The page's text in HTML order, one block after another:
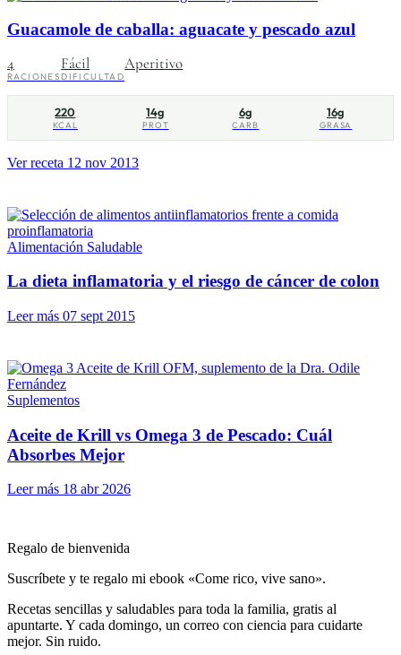
Guacamole de caballa: aguacate y pescado azul
4
RACIONES
Fácil
DIFICULTAD
Aperitivo
220
KCAL
14g
PROT
6g
CARB
16g
GRASA
Ver receta 12 nov 2013
Alimentación Saludable
La dieta inflamatoria y el riesgo de cáncer de colon
Leer más 07 sept 2015
Suplementos
Aceite de Krill vs Omega 3 de Pescado: Cuál
Absorbes Mejor
Leer más 18 abr 2026
Regalo de bienvenida
Suscríbete y te regalo mi ebook «Come rico, vive sano».
Recetas sencillas y saludables para toda la familia, gratis al
apuntarte. Y cada domingo, un correo con ciencia para cuidarte
mejor. Sin ruido.